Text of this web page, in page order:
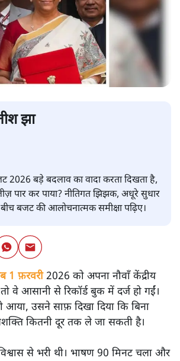
झा
2026 बड़े बदलाव का वादा करता दिखता है,
पार कर पाया? नीतिगत झिझक, अधूरे सुधार
बजट की आलोचनात्मक समीक्षा पढ़िए।
1 फ़रवरी2026 को अपना नौवाँ केंद्रीय
वे आसानी से रिकॉर्ड बुक में दर्ज हो गईं।
उसने साफ़ दिखा दिया कि बिना
कितनी दूर तक ले जा सकती है।
से भरी थी। भाषण 90 मिनट चला और